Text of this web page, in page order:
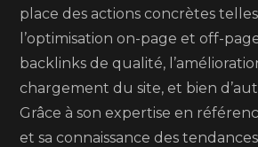
place des actions concrètes
l’optimisation on-page et off-
backlinks de qualité,
chargement du site, et bien
Grâce à son expertise en
et sa connaissance des